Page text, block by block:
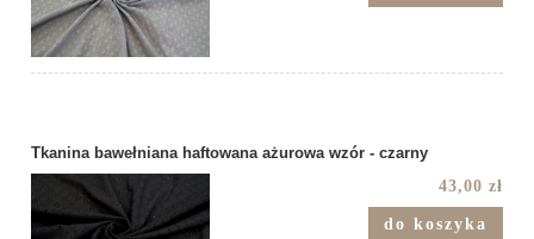
Tkanina bawełniana haftowana ażurowa wzór - czarny
43,00 zł
do koszyka